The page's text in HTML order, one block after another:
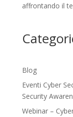
affrontando il
Blog
Eventi Cyber
Security
Webinar –